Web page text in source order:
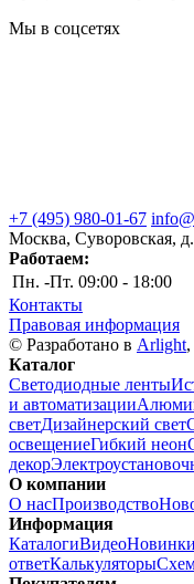
Мы в соцсетях
+7 (495) 980-01-67
Москва, Суворовская,
Работаем:
Пн. -Пт. 09:00 - 18:00
Контакты
Правовая информация
© Разработано в Arlight
Каталог
Светодиодные ленты
и автоматизации
светДизайнерский свет
освещениеГибкий неон
декор
О компании
О насПроизводство
Информация
КаталогиВидеоНовинки
ответКалькуляторы